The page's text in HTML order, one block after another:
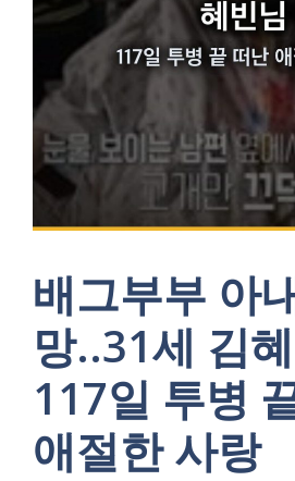
배그부부 아
망..31세 김
117일 투병
애절한 사랑